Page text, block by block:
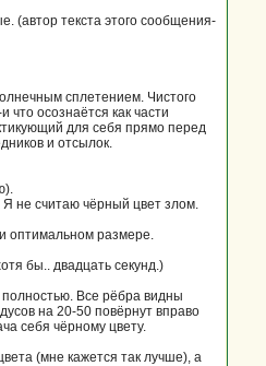
(автор текста этого сообщения-
сплетением. Чистого
что осознаётся как части
для себя прямо перед
и отсылок.
Я не считаю чёрный цвет злом.
оптимальном размере.
бы.. двадцать секунд.)
Все рёбра видны
на 20-50 повёрнут вправо
себя чёрному цвету.
(мне кажется так лучше), а